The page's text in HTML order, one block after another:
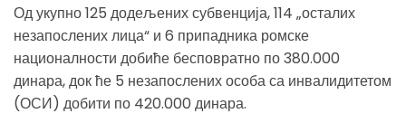
Од укупно 125 додељених субвенција, 114 „осталих
незапослених лица“ и 6 припадника ромске
националности добиће бесповратно по 380.000
динара, док ће 5 незапослених особа са инвалидитетом
(ОСИ) добити по 420.000 динара.